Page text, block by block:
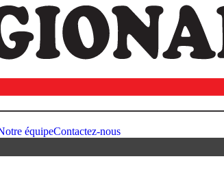
équipeContactez-nous